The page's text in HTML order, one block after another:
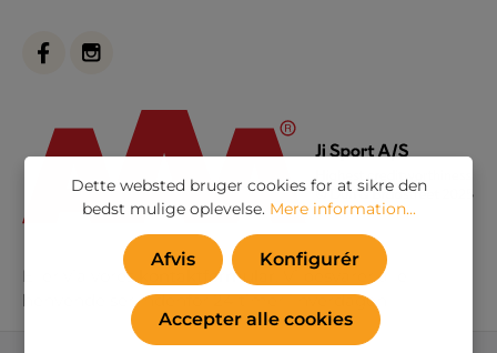
Eller via vores kontaktformular
. Vi besvarer alle
henvendelser indenfor 24 timer i hverdagen
Dette websted bruger cookies for at sikre den
bedst mulige oplevelse. Mere information...
Afvis Konfigurér
Accepter alle cookies